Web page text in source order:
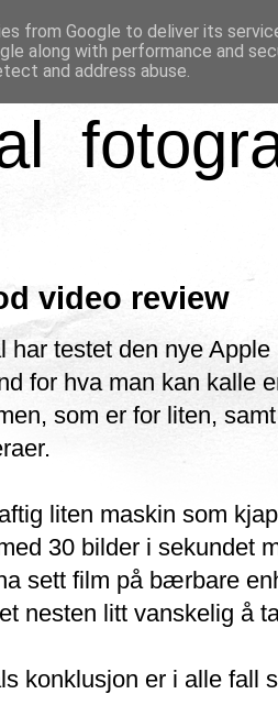
video review
har testet den nye
for hva man kan kalle
som er for liten,
liten maskin som
30 bilder i sekundet
sett film på bærbare
nesten litt vanskelig å
konklusjon er i alle fall
from Google to deliver its
along with performance and
and address abuse.